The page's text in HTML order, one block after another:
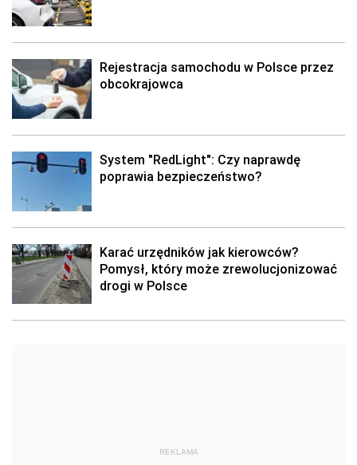
Rejestracja samochodu w Polsce przez
obcokrajowca
System "RedLight": Czy naprawdę
poprawia bezpieczeństwo?
Karać urzędników jak kierowców?
Pomysł, który może zrewolucjonizować
drogi w Polsce
REKLAMA